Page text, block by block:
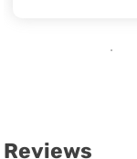
Reviews